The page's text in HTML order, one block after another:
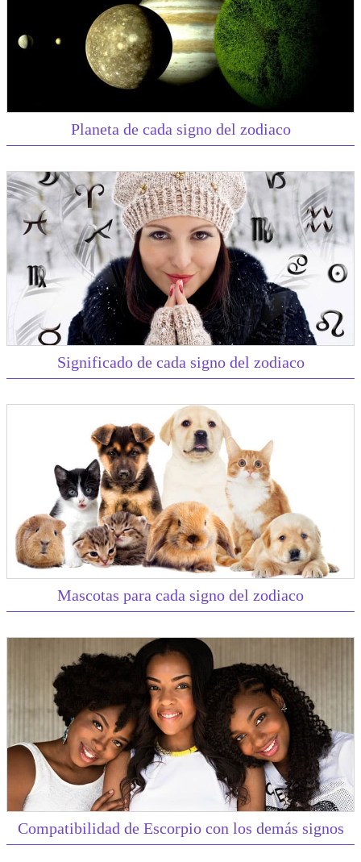
Planeta de cada signo del zodiaco
Significado de cada signo del zodiaco
Mascotas para cada signo del zodiaco
Compatibilidad de Escorpio con los demás signos